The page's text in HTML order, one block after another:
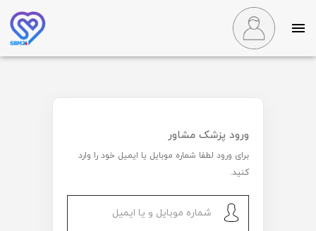
ورود پزشک مشاور
برای ورود لطفا شماره موبایل یا ایمیل خود را وارد
کنید.